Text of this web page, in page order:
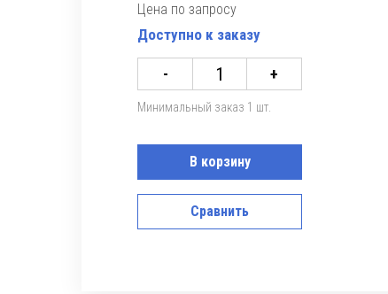
Цена по запросу
Доступно к заказу
- +
Минимальный заказ 1 шт.
В корзину
Сравнить